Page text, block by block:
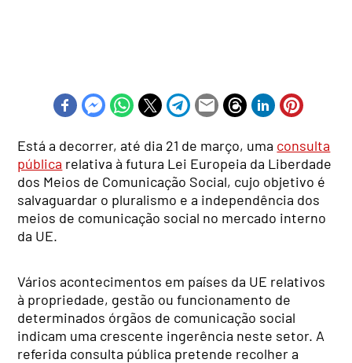
Está a decorrer, até dia 21 de março, uma consulta
pública relativa à futura Lei Europeia da Liberdade
dos Meios de Comunicação Social, cujo objetivo é
salvaguardar o pluralismo e a independência dos
meios de comunicação social no mercado interno
da UE.
Vários acontecimentos em países da UE relativos
à propriedade, gestão ou funcionamento de
determinados órgãos de comunicação social
indicam uma crescente ingerência neste setor. A
referida consulta pública pretende recolher a